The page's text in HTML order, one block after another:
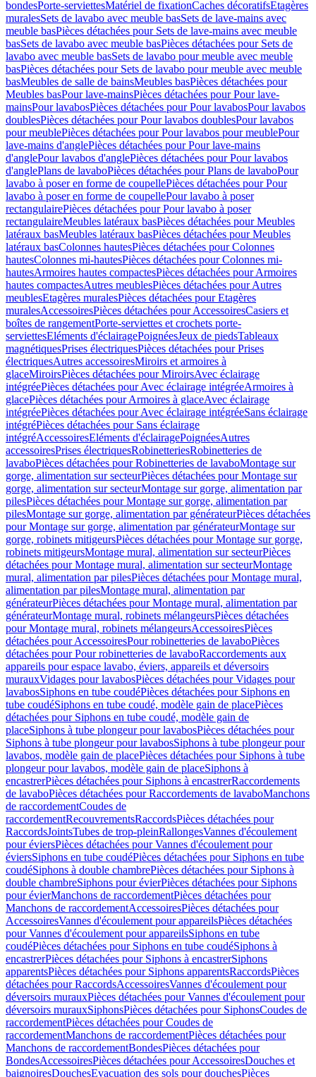
bondesPorte-serviettesMatériel de fixationCaches décoratifsEtagères
muralesSets de lavabo avec meuble basSets de lave-mains avec
meuble basPièces détachées pour Sets de lave-mains avec meuble
basSets de lavabo avec meuble basPièces détachées pour Sets de
lavabo avec meuble basSets de lavabo pour meuble avec meuble
basPièces détachées pour Sets de lavabo pour meuble avec meuble
basMeubles de salle de bainsMeubles basPièces détachées pour
Meubles basPour lave-mainsPièces détachées pour Pour lave-
mainsPour lavabosPièces détachées pour Pour lavabosPour lavabos
doublesPièces détachées pour Pour lavabos doublesPour lavabos
pour meublePièces détachées pour Pour lavabos pour meublePour
lave-mains d'anglePièces détachées pour Pour lave-mains
d'anglePour lavabos d'anglePièces détachées pour Pour lavabos
d'anglePlans de lavaboPièces détachées pour Plans de lavaboPour
lavabo à poser en forme de coupellePièces détachées pour Pour
lavabo à poser en forme de coupellePour lavabo à poser
rectangulairePièces détachées pour Pour lavabo à poser
rectangulaireMeubles latéraux basPièces détachées pour Meubles
latéraux basMeubles latéraux basPièces détachées pour Meubles
latéraux basColonnes hautesPièces détachées pour Colonnes
hautesColonnes mi-hautesPièces détachées pour Colonnes mi-
hautesArmoires hautes compactesPièces détachées pour Armoires
hautes compactesAutres meublesPièces détachées pour Autres
meublesEtagères muralesPièces détachées pour Etagères
muralesAccessoiresPièces détachées pour AccessoiresCasiers et
boîtes de rangementPorte-serviettes et crochets porte-
serviettesEléments d'éclairagePoignéesJeux de piedsTableaux
magnétiquesPrises électriquesPièces détachées pour Prises
électriquesAutres accessoiresMiroirs et armoires à
glaceMiroirsPièces détachées pour MiroirsAvec éclairage
intégréePièces détachées pour Avec éclairage intégréeArmoires à
glacePièces détachées pour Armoires à glaceAvec éclairage
intégréePièces détachées pour Avec éclairage intégréeSans éclairage
intégréPièces détachées pour Sans éclairage
intégréAccessoiresEléments d'éclairagePoignéesAutres
accessoiresPrises électriquesRobinetteriesRobinetteries de
lavaboPièces détachées pour Robinetteries de lavaboMontage sur
gorge, alimentation sur secteurPièces détachées pour Montage sur
gorge, alimentation sur secteurMontage sur gorge, alimentation par
pilesPièces détachées pour Montage sur gorge, alimentation par
pilesMontage sur gorge, alimentation par générateurPièces détachées
pour Montage sur gorge, alimentation par générateurMontage sur
gorge, robinets mitigeursPièces détachées pour Montage sur gorge,
robinets mitigeursMontage mural, alimentation sur secteurPièces
détachées pour Montage mural, alimentation sur secteurMontage
mural, alimentation par pilesPièces détachées pour Montage mural,
alimentation par pilesMontage mural, alimentation par
générateurPièces détachées pour Montage mural, alimentation par
générateurMontage mural, robinets mélangeursPièces détachées
pour Montage mural, robinets mélangeursAccessoiresPièces
détachées pour AccessoiresPour robinetteries de lavaboPièces
détachées pour Pour robinetteries de lavaboRaccordements aux
appareils pour espace lavabo, éviers, appareils et déversoirs
murauxVidages pour lavabosPièces détachées pour Vidages pour
lavabosSiphons en tube coudéPièces détachées pour Siphons en
tube coudéSiphons en tube coudé, modèle gain de placePièces
détachées pour Siphons en tube coudé, modèle gain de
placeSiphons à tube plongeur pour lavabosPièces détachées pour
Siphons à tube plongeur pour lavabosSiphons à tube plongeur pour
lavabos, modèle gain de placePièces détachées pour Siphons à tube
plongeur pour lavabos, modèle gain de placeSiphons à
encastrerPièces détachées pour Siphons à encastrerRaccordements
de lavaboPièces détachées pour Raccordements de lavaboManchons
de raccordementCoudes de
raccordementRecouvrementsRaccordsPièces détachées pour
RaccordsJointsTubes de trop-pleinRallongesVannes d'écoulement
pour éviersPièces détachées pour Vannes d'écoulement pour
éviersSiphons en tube coudéPièces détachées pour Siphons en tube
coudéSiphons à double chambrePièces détachées pour Siphons à
double chambreSiphons pour évierPièces détachées pour Siphons
pour évierManchons de raccordementPièces détachées pour
Manchons de raccordementAccessoiresPièces détachées pour
AccessoiresVannes d'écoulement pour appareilsPièces détachées
pour Vannes d'écoulement pour appareilsSiphons en tube
coudéPièces détachées pour Siphons en tube coudéSiphons à
encastrerPièces détachées pour Siphons à encastrerSiphons
apparentsPièces détachées pour Siphons apparentsRaccordsPièces
détachées pour RaccordsAccessoiresVannes d'écoulement pour
déversoirs murauxPièces détachées pour Vannes d'écoulement pour
déversoirs murauxSiphonsPièces détachées pour SiphonsCoudes de
raccordementPièces détachées pour Coudes de
raccordementManchons de raccordementPièces détachées pour
Manchons de raccordementBondesPièces détachées pour
BondesAccessoiresPièces détachées pour AccessoiresDouches et
baignoiresDouchesEvacuation des sols pour douchesPièces